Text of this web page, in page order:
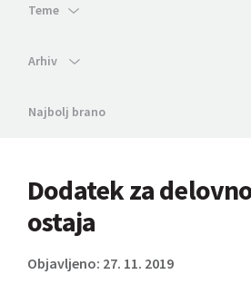
Teme
Arhiv
Najbolj brano
Dodatek za
ostaja
Objavljeno: 27. 11. 2019